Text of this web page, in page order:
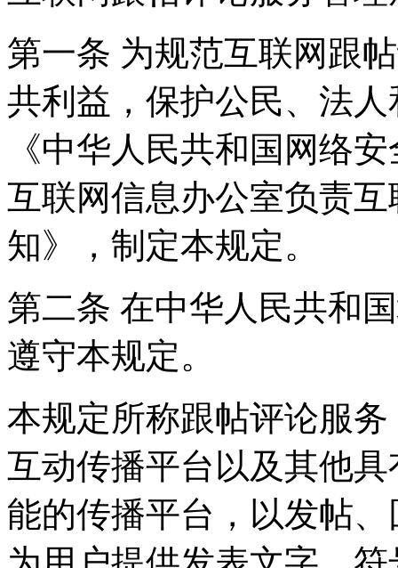
第一条 为规范互联网跟
共利益，保护公民、法
《中华人民共和国网络
互联网信息办公室负责
知》，制定本规定。
第二条 在中华人民共和
遵守本规定。
本规定所称跟帖评论服
互动传播平台以及其他
能的传播平台，以发帖